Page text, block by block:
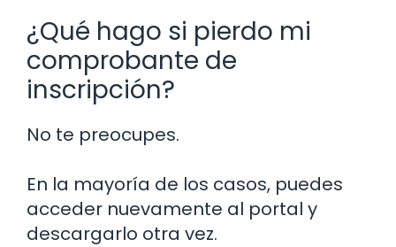
¿Qué hago si pierdo mi
comprobante de
inscripción?
No te preocupes.
En la mayoría de los casos, puedes
acceder nuevamente al portal y
descargarlo otra vez.